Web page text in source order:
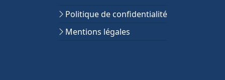
Politique de confidentialité
Mentions légales